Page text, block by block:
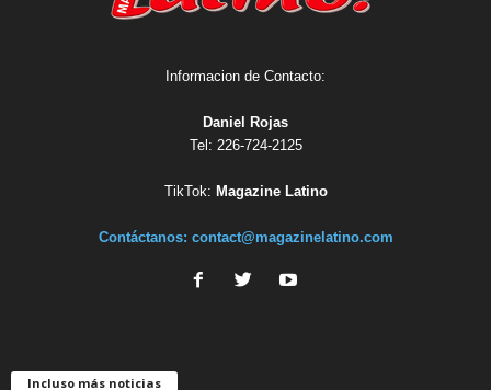
Informacion de Contacto:
Daniel Rojas
Tel: 226-724-2125
TikTok: Magazine Latino
Contáctanos: contact@magazinelatino.com
Incluso más noticias